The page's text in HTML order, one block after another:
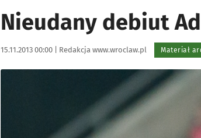
Nieudany debiut
Data publikacji:
15.11.2013 00:00 | Autor:
Redakcja www.wroclaw.pl Materiał